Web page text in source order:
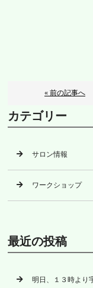
« 前の記事へ
カテゴリー
サロン情報
ワークショップ
最近の投稿
明日、１３時より